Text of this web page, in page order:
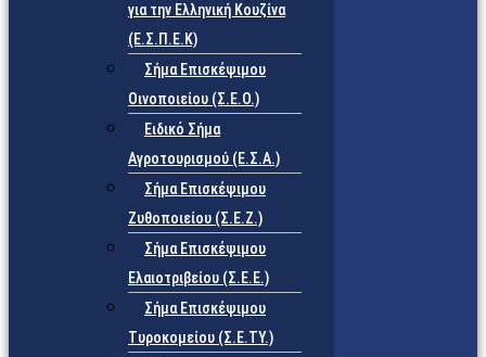
για την Ελληνική Κουζίνα
(Ε.Σ.Π.Ε.Κ)
Σήμα Επισκέψιμου
Οινοποιείου (Σ.Ε.Ο.)
Ειδικό Σήμα
Αγροτουρισμού (Ε.Σ.Α.)
Σήμα Επισκέψιμου
Ζυθοποιείου (Σ.Ε.Ζ.)
Σήμα Επισκέψιμου
Ελαιοτριβείου (Σ.Ε.Ε.)
Σήμα Επισκέψιμου
Τυροκομείου (Σ.Ε.TY.)